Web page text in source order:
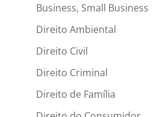
Business, Small Business
Direito Ambiental
Direito Civil
Direito Criminal
Direito de Família